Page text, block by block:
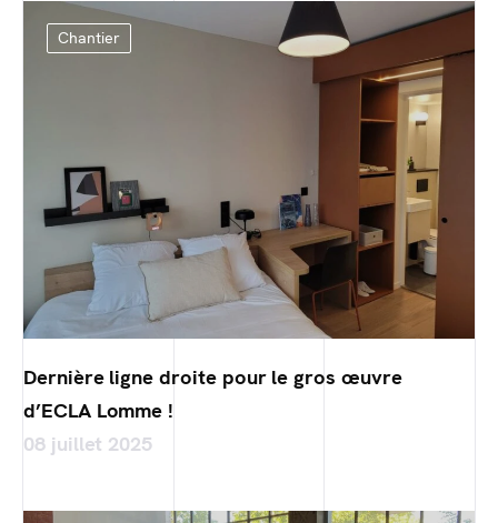
Chantier
Dernière ligne droite pour le gros œuvre
d’ECLA Lomme !
08 juillet 2025